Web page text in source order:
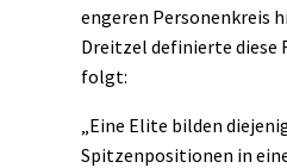
engeren Personenkreis
Dreitzel definierte diese
folgt:
„Eine Elite bilden
Spitzenpositionen in